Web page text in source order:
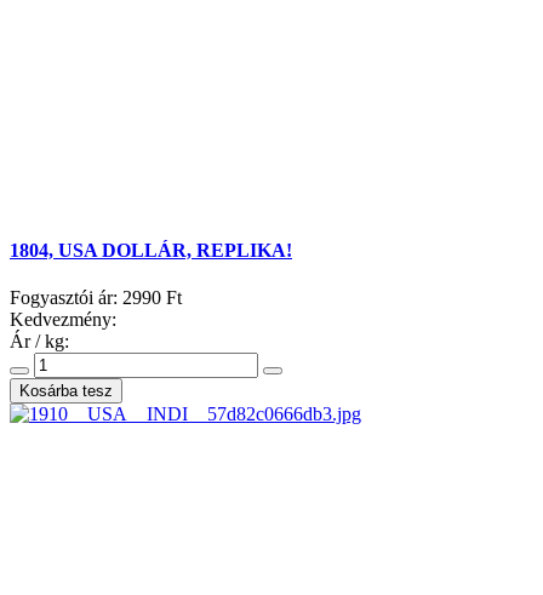
1804, USA DOLLÁR, REPLIKA!
Fogyasztói ár: 2990 Ft
Kedvezmény:
Ár / kg: